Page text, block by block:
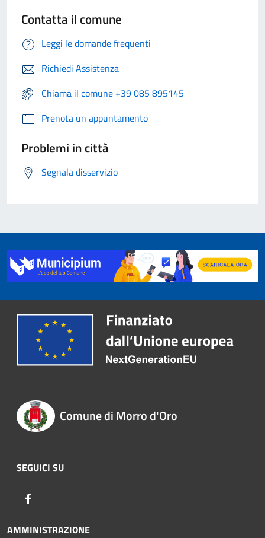
Contatta il comune
Leggi le domande frequenti
Richiedi Assistenza
Chiama il comune +39 085 895145
Prenota un appuntamento
Problemi in città
Segnala disservizio
Comune di Morro d'Oro
SEGUICI SU
AMMINISTRAZIONE